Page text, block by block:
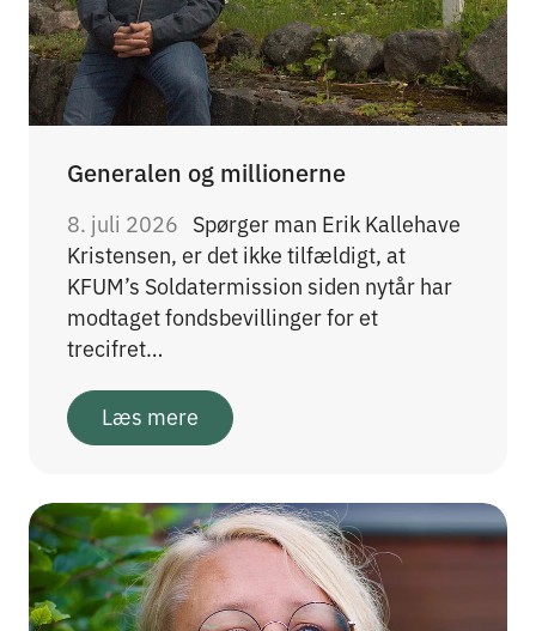
Generalen og millionerne
8. juli 2026 Spørger man Erik Kallehave
Kristensen, er det ikke tilfældigt, at
KFUM’s Soldatermission siden nytår har
modtaget fondsbevillinger for et
trecifret…
Læs mere